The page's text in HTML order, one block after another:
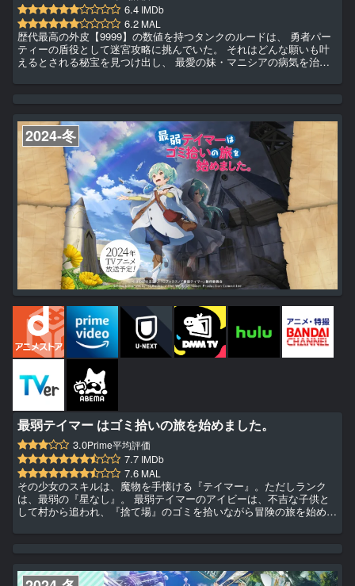
6.4 IMDb
6.2 MAL
歴代最高の外皮【9999】の数値を持つタンクのルードは、 勇者パー
ティーの盾役として迷宮攻略に挑んでいた。 それはどんな願いも叶
えるとされる秘宝を見つけ出し、 最愛の妹・マニシアの病気を治す
れてしまう。 その理由はルードの〝使えないスキル〟とされた
皮 9999】と【唯一無二のスキル】を駆使した 最強タ...
2024-冬
最弱テイマー はゴミ拾いの旅を始めました。
3.0Prime平均評価
7.7 IMDb
7.6 MAL
その少女のスキルは、魔物を手懐ける『テイマー』。ただしランク
は、最弱の『星なし』。 最弱テイマーのアイビーは、不吉な子供と
して村から追われ、『捨て場』のゴミを拾いながら冒険の旅を始め
アイビーは、魔物たちの特殊能力と、前世の記憶に よる大人顔負け